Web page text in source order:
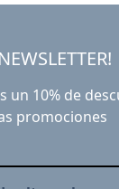
un 10% de
promociones